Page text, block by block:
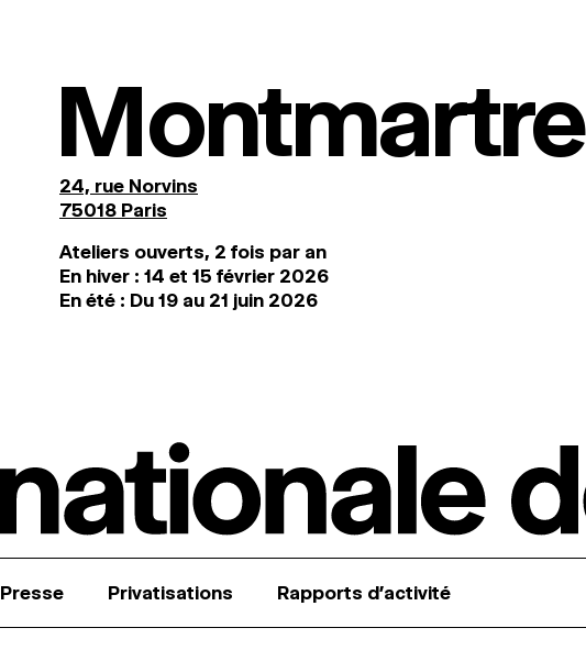
Montmartre
24, rue Norvins
75018 Paris
Ateliers ouverts, 2 fois par an
En hiver : 14 et 15 février 2026
En été : Du 19 au 21 juin 2026
Presse Privatisations Rapports d’activité